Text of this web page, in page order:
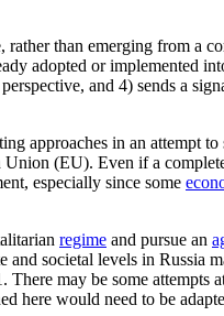
than emerging from
adopted or implemented
and 4) sends a
approaches in an attempt
(EU). Even if a
espe­cially since some
regime and pursue an
and societal levels in Russia
may be some
here would need to be